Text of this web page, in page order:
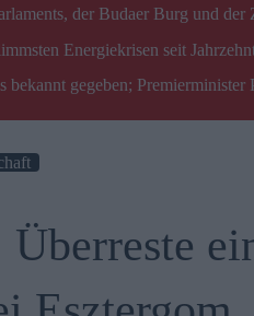
der Budaer Burg und
Energiekrisen seit
gegeben;